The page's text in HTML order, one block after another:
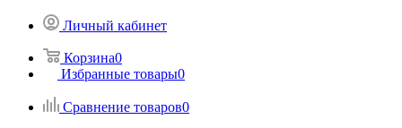
Личный кабинет
Корзина0
Избранные товары0
Сравнение товаров0